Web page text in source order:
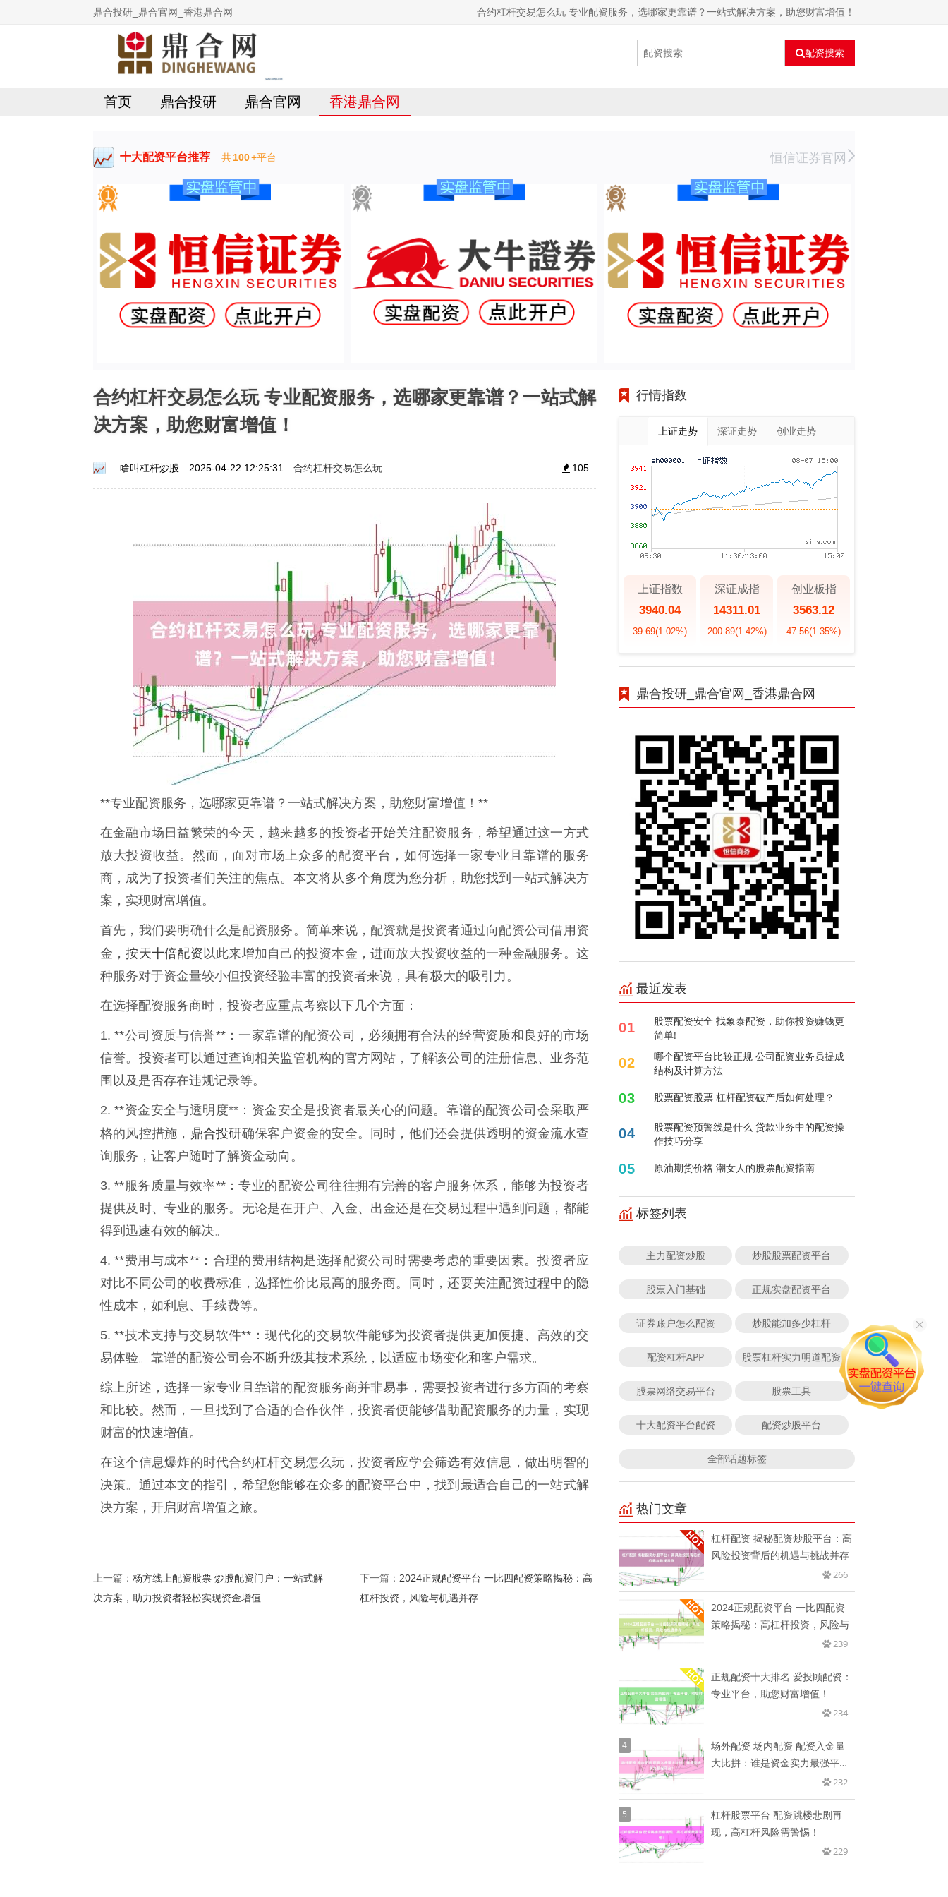
鼎合投研_鼎合官网_香港鼎合网 合约杠杆交易怎么玩 专业配资服务，选哪家更靠谱？一站式解决方案，助您财富增值！
配资搜索
首页 鼎合投研 鼎合官网 香港鼎合网
十大配资平台推荐 共100+平台 恒信证券官网
合约杠杆交易怎么玩 专业配资服务，选哪家更靠谱？一站式解
决方案，助您财富增值！
啥叫杠杆炒股 2025-04-22 12:25:31 合约杠杆交易怎么玩 105
**专业配资服务，选哪家更靠谱？一站式解决方案，助您财富增值！**
在金融市场日益繁荣的今天，越来越多的投资者开始关注配资服务，希望通过这一方式
放大投资收益。然而，面对市场上众多的配资平台，如何选择一家专业且靠谱的服务
商，成为了投资者们关注的焦点。本文将从多个角度为您分析，助您找到一站式解决方
案，实现财富增值。
首先，我们要明确什么是配资服务。简单来说，配资就是投资者通过向配资公司借用资
金，按天十倍配资 以此来增加自己的投资本金，进而放大投资收益的一种金融服务。这
种服务对于资金量较小但投资经验丰富的投资者来说，具有极大的吸引力。
在选择配资服务商时，投资者应重点考察以下几个方面：
1. **公司资质与信誉**：一家靠谱的配资公司，必须拥有合法的经营资质和良好的市场
信誉。投资者可以通过查询相关监管机构的官方网站，了解该公司的注册信息、业务范
围以及是否存在违规记录等。
2. **资金安全与透明度**：资金安全是投资者最关心的问题。靠谱的配资公司会采取严
格的风控措施， 鼎合投研确保客户资金的安全。同时，他们还会提供透明的资金流水查
询服务，让客户随时了解资金动向。
3. **服务质量与效率**：专业的配资公司往往拥有完善的客户服务体系，能够为投资者
提供及时、专业的服务。无论是在开户、入金、出金还是在交易过程中遇到问题，都能
得到迅速有效的解决。
4. **费用与成本**：合理的费用结构是选择配资公司时需要考虑的重要因素。投资者应
对比不同公司的收费标准，选择性价比最高的服务商。同时，还要关注配资过程中的隐
性成本，如利息、手续费等。
5. **技术支持与交易软件**：现代化的交易软件能够为投资者提供更加便捷、高效的交
易体验。靠谱的配资公司会不断升级其技术系统，以适应市场变化和客户需求。
综上所述，选择一家专业且靠谱的配资服务商并非易事，需要投资者进行多方面的考察
和比较。然而，一旦找到了合适的合作伙伴，投资者便能够借助配资服务的力量，实现
财富的快速增值。
在这个信息爆炸的时代合约杠杆交易怎么玩，投资者应学会筛选有效信息，做出明智的
决策。通过本文的指引，希望您能够在众多的配资平台中，找到最适合自己的一站式解
决方案，开启财富增值之旅。
上一篇： 杨方线上配资股票 炒股配资门户：一站式解
决方案，助力投资者轻松实现资金增值
下一篇： 2024正规配资平台 一比四配资策略揭秘：高
杠杆投资，风险与机遇并存
行情指数
上证走势 深证走势 创业走势
上证指数
3940.04
39.69(1.02%)
深证成指
14311.01
200.89(1.42%)
创业板指
3563.12
47.56(1.35%)
鼎合投研_鼎合官网_香港鼎合网
最近发表
01
股票配资安全 找象泰配资，助你投资赚钱更
简单!
02
哪个配资平台比较正规 公司配资业务员提成
结构及计算方法
03 股票配资股票 杠杆配资破产后如何处理？
04
股票配资预警线是什么 贷款业务中的配资操
作技巧分享
05 原油期货价格 潮女人的股票配资指南
标签列表
主力配资炒股 炒股股票配资平台
股票入门基础 正规实盘配资平台
证券账户怎么配资 炒股能加多少杠杆
配资杠杆APP 股票杠杆实力明道配资
股票网络交易平台 股票工具
十大配资平台配资 配资炒股平台
全部话题标签
热门文章
杠杆配资 揭秘配资炒股平台：高
风险投资背后的机遇与挑战并存
266
2024正规配资平台 一比四配资
策略揭秘：高杠杆投资，风险与
239
正规配资十大排名 爱投顾配资：
专业平台，助您财富增值！
234
4
场外配资 场内配资 配资入金量
大比拼：谁是资金实力最强平
232
5
杠杆股票平台 配资跳楼悲剧再
现，高杠杆风险需警惕！
229